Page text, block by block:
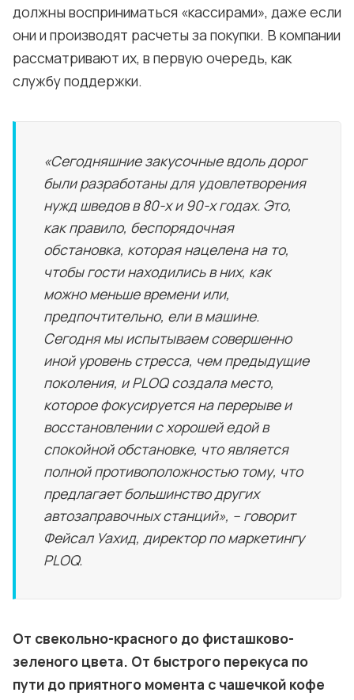
должны восприниматься «кассирами», даже если
они и производят расчеты за покупки. В компании
рассматривают их, в первую очередь, как
службу поддержки.
«Сегодняшние закусочные вдоль дорог
были разработаны для удовлетворения
нужд шведов в 80-х и 90-х годах. Это,
как правило, беспорядочная
обстановка, которая нацелена на то,
чтобы гости находились в них, как
можно меньше времени или,
предпочтительно, ели в машине.
Сегодня мы испытываем совершенно
иной уровень стресса, чем предыдущие
поколения, и PLOQ создала место,
которое фокусируется на перерыве и
восстановлении с хорошей едой в
спокойной обстановке, что является
полной противоположностью тому, что
предлагает большинство других
автозаправочных станций», – говорит
Фейсал Уахид, директор по маркетингу
PLOQ.
От свекольно-красного до фисташково-
зеленого цвета. От быстрого перекуса по
пути до приятного момента с чашечкой кофе